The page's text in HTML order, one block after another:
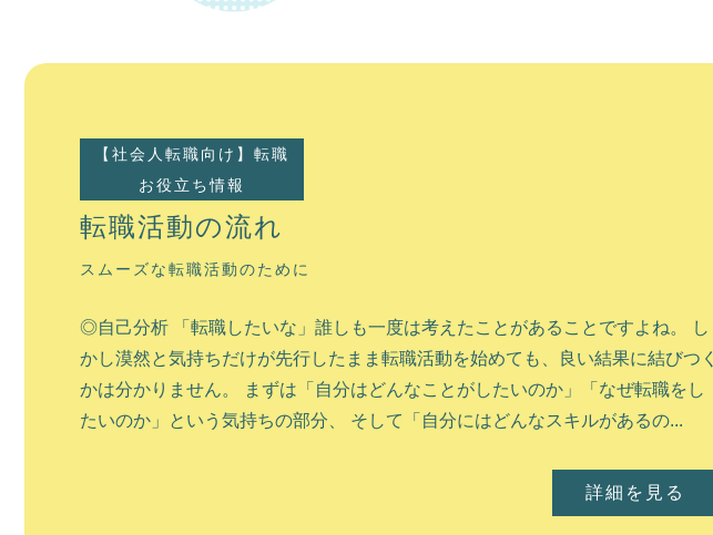
【社会人転職向け】転職
お役立ち情報
転職活動の流れ
スムーズな転職活動のために
◎自己分析 「転職したいな」誰しも一度は考えたことがあることですよね。 し
かし漠然と気持ちだけが先行したまま転職活動を始めても、良い結果に結びつく
かは分かりません。 まずは「自分はどんなことがしたいのか」「なぜ転職をし
たいのか」という気持ちの部分、 そして「自分にはどんなスキルがあるの...
詳細を見る